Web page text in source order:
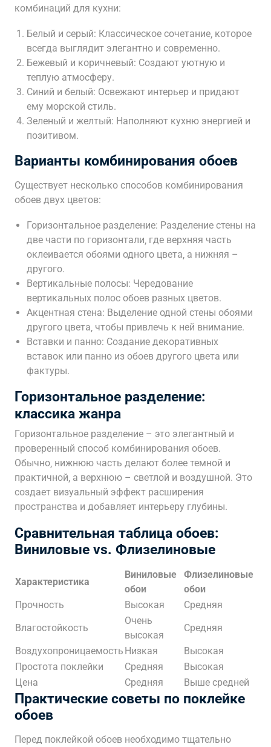
комбинаций для кухни:
Белый и серый: Классическое сочетание‚ которое
всегда выглядит элегантно и современно.
Бежевый и коричневый: Создают уютную и
теплую атмосферу.
Синий и белый: Освежают интерьер и придают
ему морской стиль.
Зеленый и желтый: Наполняют кухню энергией и
позитивом.
Варианты комбинирования обоев
Существует несколько способов комбинирования
обоев двух цветов:
Горизонтальное разделение: Разделение стены на
две части по горизонтали‚ где верхняя часть
оклеивается обоями одного цвета‚ а нижняя –
другого.
Вертикальные полосы: Чередование
вертикальных полос обоев разных цветов.
Акцентная стена: Выделение одной стены обоями
другого цвета‚ чтобы привлечь к ней внимание.
Вставки и панно: Создание декоративных
вставок или панно из обоев другого цвета или
фактуры.
Горизонтальное разделение:
классика жанра
Горизонтальное разделение – это элегантный и
проверенный способ комбинирования обоев.
Обычно‚ нижнюю часть делают более темной и
практичной‚ а верхнюю – светлой и воздушной. Это
создает визуальный эффект расширения
пространства и добавляет интерьеру глубины.
Сравнительная таблица обоев:
Виниловые vs. Флизелиновые
Характеристика
Виниловые
обои
Флизелиновые
обои
Прочность
Высокая
Средняя
Влагостойкость
Очень
высокая
Средняя
Воздухопроницаемость Низкая
Высокая
Простота поклейки
Средняя
Высокая
Цена
Средняя Выше средней
Практические советы по поклейке
обоев
Перед поклейкой обоев необходимо тщательно